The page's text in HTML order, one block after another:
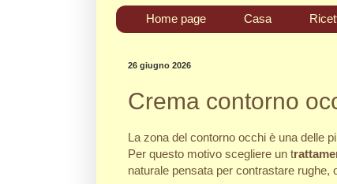
Home page Casa
26 giugno 2026
Crema contorno
La zona del contorno occhi è una delle
Per questo motivo scegliere un t
naturale pensata per contrastare